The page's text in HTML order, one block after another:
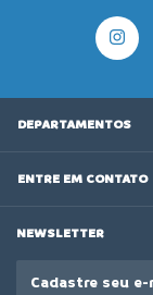
DEPARTAMENTOS
ENTRE EM CONTATO
NEWSLETTER